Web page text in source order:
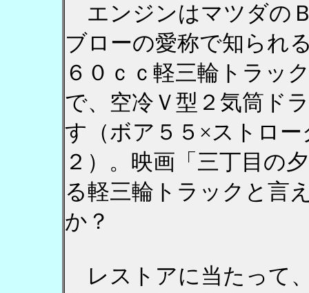
エンジンはマツダの
ブローの愛称で知られ
６０ｃｃ軽三輪トラッ
で、空冷Ｖ型２気筒ド
す（ボア５５×ストロー
２）。映画「三丁目の
る軽三輪トラックと言
か？
レストアに当たって